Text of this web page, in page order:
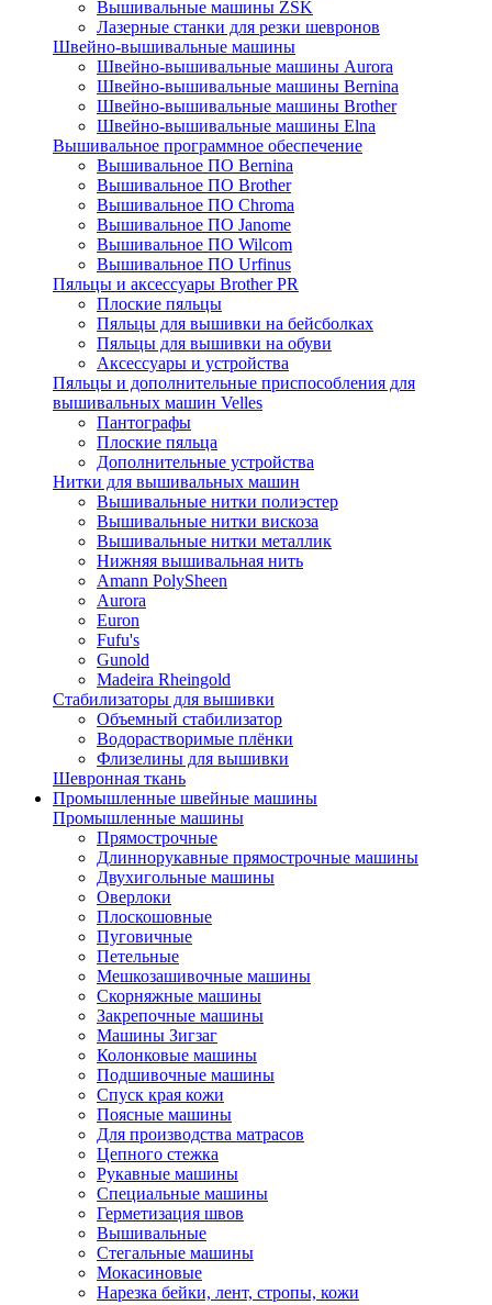
Вышивальные машины ZSK
Лазерные станки для резки шевронов
Швейно-вышивальные машины
Швейно-вышивальные машины Aurora
Швейно-вышивальные машины Bernina
Швейно-вышивальные машины Brother
Швейно-вышивальные машины Elna
Вышивальное программное обеспечение
Вышивальное ПО Bernina
Вышивальное ПО Brother
Вышивальное ПО Chroma
Вышивальное ПО Janome
Вышивальное ПО Wilcom
Вышивальное ПО Urfinus
Пяльцы и аксессуары Brother PR
Плоские пяльцы
Пяльцы для вышивки на бейсболках
Пяльцы для вышивки на обуви
Аксессуары и устройства
Пяльцы и дополнительные приспособления для
вышивальных машин Velles
Пантографы
Плоские пяльца
Дополнительные устройства
Нитки для вышивальных машин
Вышивальные нитки полиэстер
Вышивальные нитки вискоза
Вышивальные нитки металлик
Нижняя вышивальная нить
Amann PolySheen
Aurora
Euron
Fufu's
Gunold
Madeira Rheingold
Стабилизаторы для вышивки
Объемный стабилизатор
Водорастворимые плёнки
Флизелины для вышивки
Шевронная ткань
Промышленные швейные машины
Промышленные машины
Прямострочные
Длиннорукавные прямострочные машины
Двухигольные машины
Оверлоки
Плоскошовные
Пуговичные
Петельные
Мешкозашивочные машины
Скорняжные машины
Закрепочные машины
Машины Зигзаг
Колонковые машины
Подшивочные машины
Спуск края кожи
Поясные машины
Для производства матрасов
Цепного стежка
Рукавные машины
Специальные машины
Герметизация швов
Вышивальные
Стегальные машины
Мокасиновые
Нарезка бейки, лент, стропы, кожи